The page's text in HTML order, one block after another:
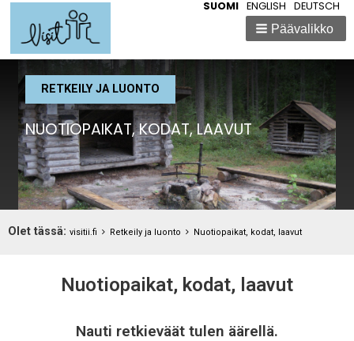
Päävalikko
ENGLISH
SUOMI DEUTSCH
RETKEILY JA LUONTO
NUOTIOPAIKAT, KODAT, LAAVUT
Breadcrumbs
You
Olet tässä: visitii.fi Retkeily ja luonto Nuotiopaikat, kodat, laavut
Nuotiopaikat, kodat, laavut
Nauti retkieväät tulen äärellä.